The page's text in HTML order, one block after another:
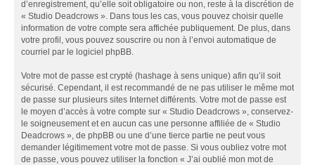
d’enregistrement, qu’elle soit obligatoire ou non, reste à la discrétion de
« Studio Deadcrows ». Dans tous les cas, vous pouvez choisir quelle
information de votre compte sera affichée publiquement. De plus, dans
votre profil, vous pouvez souscrire ou non à l’envoi automatique de
courriel par le logiciel phpBB.
Votre mot de passe est crypté (hashage à sens unique) afin qu’il soit
sécurisé. Cependant, il est recommandé de ne pas utiliser le même mot
de passe sur plusieurs sites Internet différents. Votre mot de passe est
le moyen d’accès à votre compte sur « Studio Deadcrows », conservez-
le soigneusement et en aucun cas une personne affiliée de « Studio
Deadcrows », de phpBB ou une d’une tierce partie ne peut vous
demander légitimement votre mot de passe. Si vous oubliez votre mot
de passe, vous pouvez utiliser la fonction « J’ai oublié mon mot de